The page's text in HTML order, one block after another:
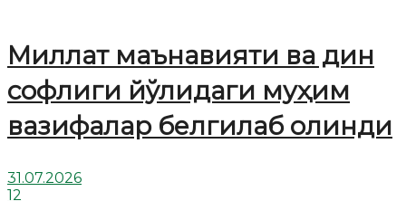
Миллат маънавияти ва дин
софлиги йўлидаги муҳим
вазифалар белгилаб олинди
31.07.2026
12